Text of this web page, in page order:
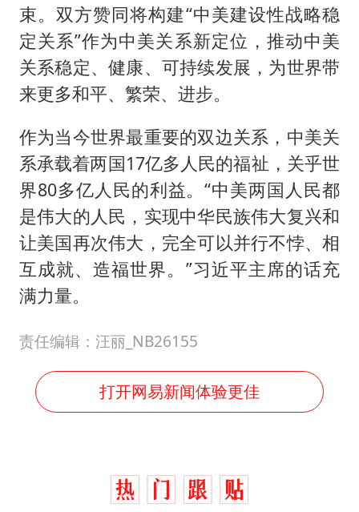
束。双方赞同将构建“中美建设性战略稳
定关系”作为中美关系新定位，推动中美
关系稳定、健康、可持续发展，为世界带
来更多和平、繁荣、进步。
作为当今世界最重要的双边关系，中美关
系承载着两国17亿多人民的福祉，关乎世
界80多亿人民的利益。“中美两国人民都
是伟大的人民，实现中华民族伟大复兴和
让美国再次伟大，完全可以并行不悖、相
互成就、造福世界。”习近平主席的话充
满力量。
责任编辑：汪丽_NB26155
打开网易新闻体验更佳